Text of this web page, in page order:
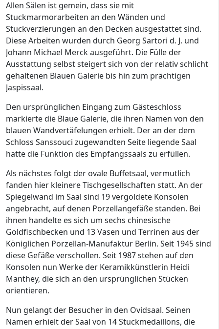
Allen Sälen ist gemein, dass sie mit
Stuckmarmorarbeiten an den Wänden und
Stuckverzierungen an den Decken ausgestattet sind.
Diese Arbeiten wurden durch Georg Sartori d. J. und
Johann Michael Merck ausgeführt. Die Fülle der
Ausstattung selbst steigert sich von der relativ schlicht
gehaltenen Blauen Galerie bis hin zum prächtigen
Jaspissaal.
Den ursprünglichen Eingang zum Gästeschloss
markierte die Blaue Galerie, die ihren Namen von den
blauen Wandvertäfelungen erhielt. Der an der dem
Schloss Sanssouci zugewandten Seite liegende Saal
hatte die Funktion des Empfangssaals zu erfüllen.
Als nächstes folgt der ovale Buffetsaal, vermutlich
fanden hier kleinere Tischgesellschaften statt. An der
Spiegelwand im Saal sind 19 vergoldete Konsolen
angebracht, auf denen Porzellangefäße standen. Bei
ihnen handelte es sich um sechs chinesische
Goldfischbecken und 13 Vasen und Terrinen aus der
Königlichen Porzellan-Manufaktur Berlin. Seit 1945 sind
diese Gefäße verschollen. Seit 1987 stehen auf den
Konsolen nun Werke der Keramikkünstlerin Heidi
Manthey, die sich an den ursprünglichen Stücken
orientieren.
Nun gelangt der Besucher in den Ovidsaal. Seinen
Namen erhielt der Saal von 14 Stuckmedaillons, die